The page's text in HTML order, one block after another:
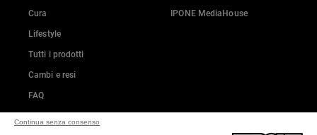
Continua senza consenso
Cura
Lifestyle
Tutti i prodotti
Cambi e resi
FAQ
IPONE MediaHouse